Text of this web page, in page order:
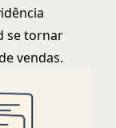
se tornar
vendas.